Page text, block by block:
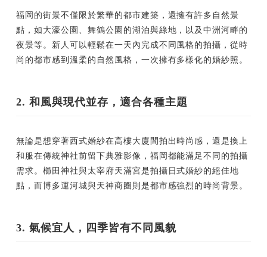
福岡的街景不僅限於繁華的都市建築，還擁有許多自然景
點，如大濠公園、舞鶴公園的湖泊與綠地，以及中洲河畔的
夜景等。新人可以輕鬆在一天內完成不同風格的拍攝，從時
尚的都市感到溫柔的自然風格，一次擁有多樣化的婚紗照。
2.和風與現代並存，適合各種主題
無論是想穿著西式婚紗在高樓大廈間拍出時尚感，還是換上
和服在傳統神社前留下典雅影像，福岡都能滿足不同的拍攝
需求。櫛田神社與太宰府天滿宮是拍攝日式婚紗的絕佳地
點，而博多運河城與天神商圈則是都市感強烈的時尚背景。
3.氣候宜人，四季皆有不同風貌